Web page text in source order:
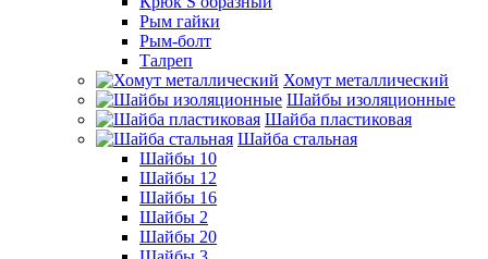
Рым гайки
Рым-болт
Талреп
Хомут металлический
Шайбы изоляционные
Шайба пластиковая
Шайба стальная
Шайбы 10
Шайбы 12
Шайбы 16
Шайбы 2
Шайбы 20